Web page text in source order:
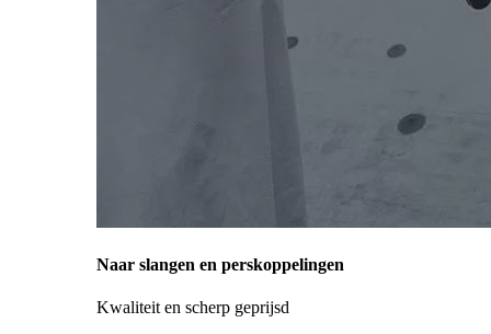
Naar slangen en perskoppelingen
Kwaliteit en scherp geprijsd